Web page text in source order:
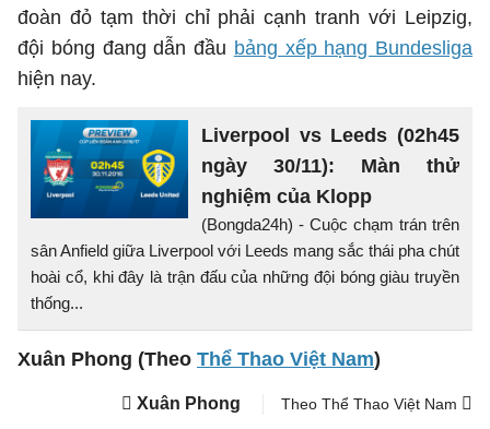
đoàn đỏ tạm thời chỉ phải cạnh tranh với Leipzig,
đội bóng đang dẫn đầu bảng xếp hạng Bundesliga
hiện nay.
Liverpool vs Leeds (02h45
ngày 30/11): Màn thử
nghiệm của Klopp
(Bongda24h) - Cuộc chạm trán trên
sân Anfield giữa Liverpool với Leeds mang sắc thái pha chút
hoài cổ, khi đây là trận đấu của những đội bóng giàu truyền
thống...
Xuân Phong (Theo Thể Thao Việt Nam)
Xuân Phong Theo Thể Thao Việt Nam